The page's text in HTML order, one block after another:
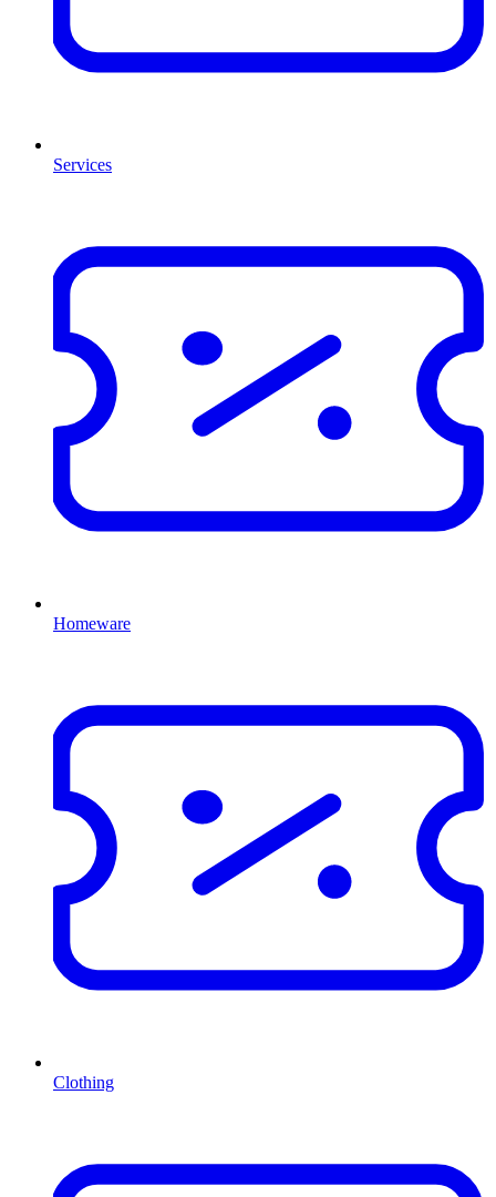
Services
Homeware
Clothing